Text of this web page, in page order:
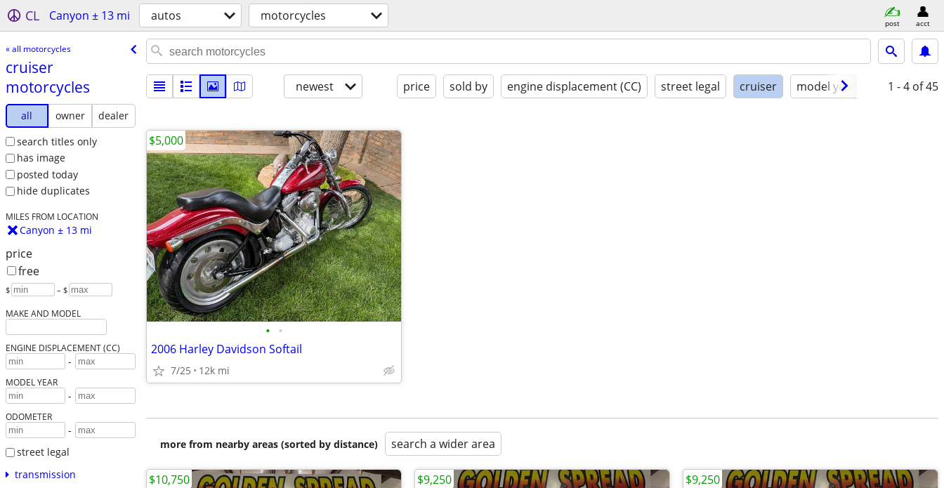
CL Canyon ± 13 mi autos motorcycles post acct
« all motorcycles
cruiser
motorcycles
all owner
dealer
search titles only
has image
posted today
hide duplicates
MILES FROM LOCATION
Canyon ± 13 mi
price
free
$ – $
MAKE AND MODEL
ENGINE DISPLACEMENT (CC)
-
MODEL YEAR
-
ODOMETER
-
street legal
transmission
newest price sold by engine displacement (CC) street legal cruiser model year condition
1 - 4 of 45
• •
2006 Harley Davidson Softail
7/25 12k mi
$5,000
more from nearby areas (sorted by distance) search a wider area
$10,750 $9,250 $9,250